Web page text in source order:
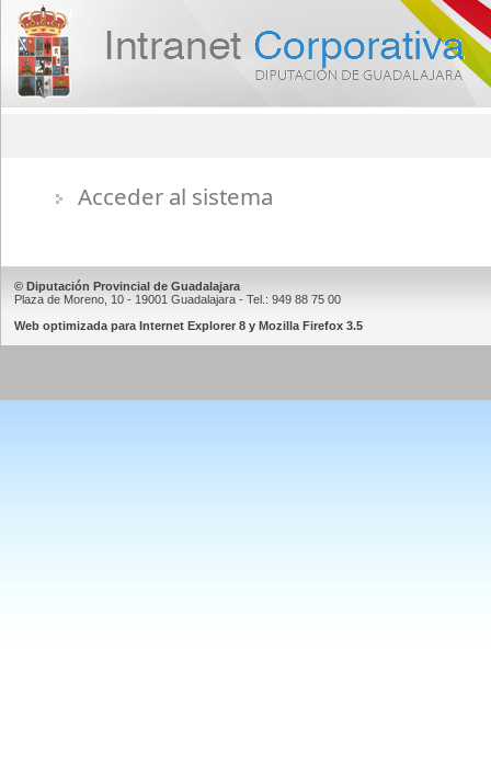
Acceder al sistema
© Diputación Provincial de Guadalajara
Plaza de Moreno, 10 - 19001 Guadalajara - Tel.: 949 88 75 00
Web optimizada para Internet Explorer 8 y Mozilla Firefox 3.5